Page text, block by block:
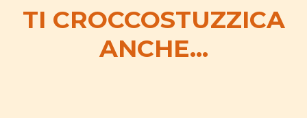
TI CROCCOSTUZZICA
ANCHE...